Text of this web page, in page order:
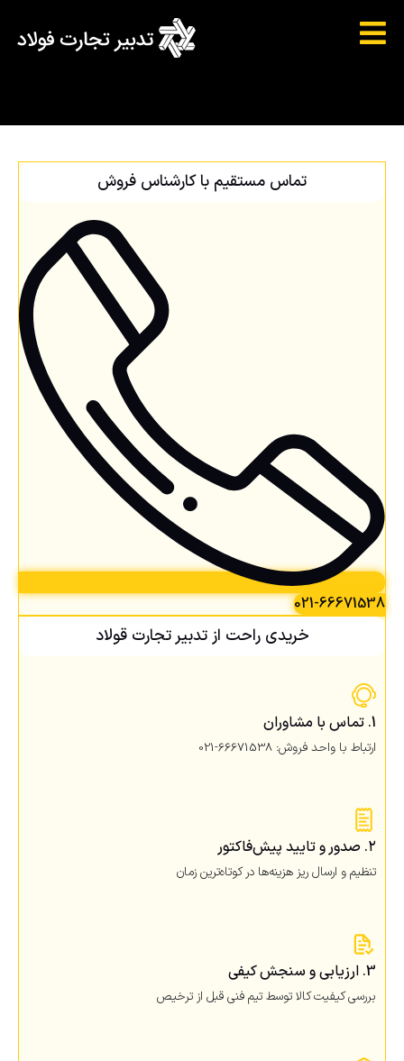
تماس مستقیم با کارشناس فروش
021-66671538
خریدی راحت از تدبیر تجارت قولاد
1. تماس با مشاوران
ارتباط با واحد فروش: 66671538-021
۲. صدور و تایید پیش‌فاکتور
تنظیم و ارسال ریز هزینه‌ها در کوتاه‌ترین زمان
3. ارزیابی و سنجش کیفی
بررسی کیفیت کالا توسط تیم فنی قبل از ترخیص